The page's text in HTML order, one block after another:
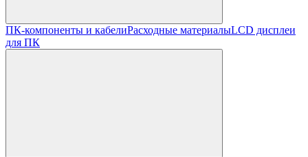
ПК-компоненты и кабелиРасходные материалыLCD дисплеи
для ПК